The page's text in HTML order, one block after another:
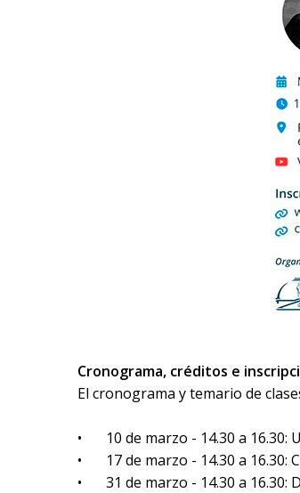
Cronograma, créditos e
El cronograma y temario de
•
10 de marzo - 14.30 a
•
17 de marzo - 14.30 a 16.30:
•
31 de marzo - 14.30 a